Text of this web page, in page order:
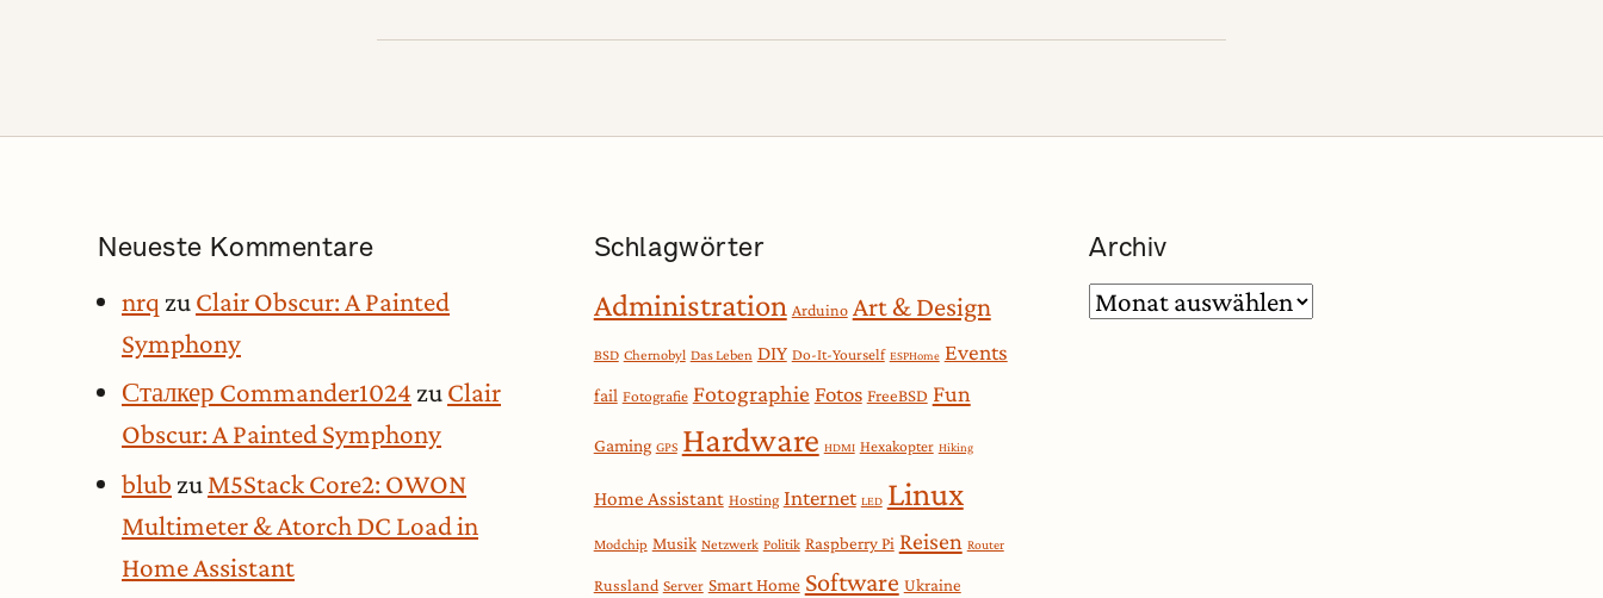
Neueste Kommentare
nrq zuClair Obscur: A Painted
Symphony
Сталкер Commander1024 zuClair
Obscur: A Painted Symphony
blub zuM5Stack Core2: OWON
Multimeter & Atorch DC Load in
Home Assistant
Schlagwörter
Administration Arduino Art & Design
BSD Chernobyl Das Leben DIY Do-It-Yourself ESPHome Events
fail Fotografie Fotographie Fotos FreeBSD Fun
Gaming GPS Hardware HDMI Hexakopter Hiking
Home Assistant Hosting Internet LED Linux
Modchip Musik Netzwerk Politik Raspberry Pi Reisen Router
Russland Server Smart Home Software Ukraine
Archiv
Archiv